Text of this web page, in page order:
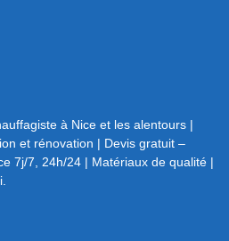
à Nice et les alentours |
et rénovation | Devis gratuit –
7j/7, 24h/24 | Matériaux de qualité |